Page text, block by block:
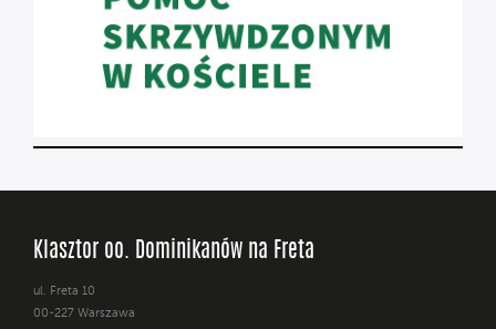
Klasztor oo. Dominikanów na Freta
ul. Freta 10
00-227 Warszawa